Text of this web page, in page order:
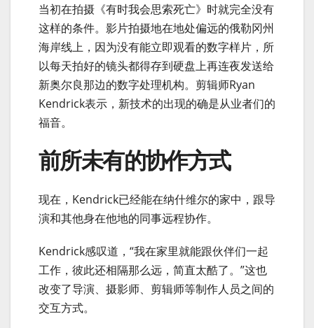
当初在拍摄《有时我会思索死亡》时就完全没有
这样的条件。影片拍摄地在地处偏远的俄勒冈州
海岸线上，因为没有能立即观看的数字样片，所
以每天拍好的镜头都得存到硬盘上再连夜发送给
新奥尔良那边的数字处理机构。剪辑师Ryan
Kendrick表示，新技术的出现的确是从业者们的
福音。
前所未有的协作方式
现在，Kendrick已经能在纳什维尔的家中，跟导
演和其他身在他地的同事远程协作。
Kendrick感叹道，“我在家里就能跟伙伴们一起
工作，彼此还相隔那么远，简直太酷了。”这也
改变了导演、摄影师、剪辑师等制作人员之间的
交互方式。